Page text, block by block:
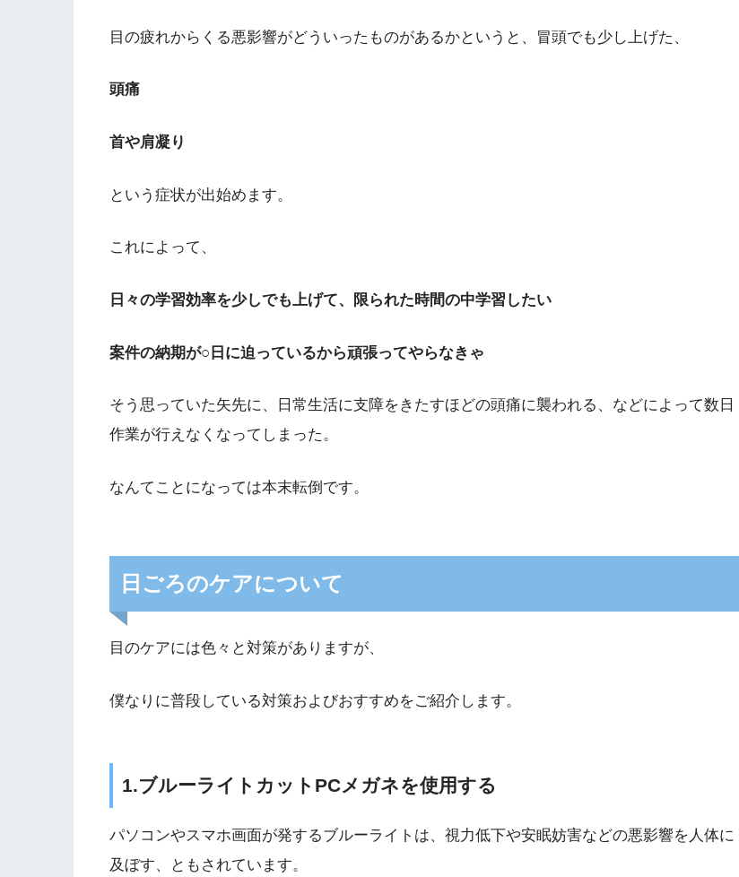
目の疲れからくる悪影響がどういったものがあるかというと、冒頭でも少し上げた、
頭痛
首や肩凝り
という症状が出始めます。
これによって、
日々の学習効率を少しでも上げて、限られた時間の中学習したい
案件の納期が○日に迫っているから頑張ってやらなきゃ
そう思っていた矢先に、日常生活に支障をきたすほどの頭痛に襲われる、などによって数日
作業が行えなくなってしまった。
なんてことになっては本末転倒です。
日ごろのケアについて
目のケアには色々と対策がありますが、
僕なりに普段している対策およびおすすめをご紹介します。
1.ブルーライトカットPCメガネを使用する
パソコンやスマホ画面が発するブルーライトは、視力低下や安眠妨害などの悪影響を人体に
及ぼす、ともされています。